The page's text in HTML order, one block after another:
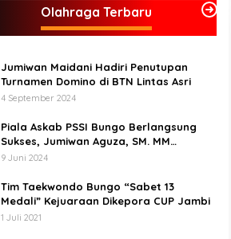
Olahraga Terbaru
Jumiwan Maidani Hadiri Penutupan
Turnamen Domino di BTN Lintas Asri
4 September 2024
Piala Askab PSSI Bungo Berlangsung
Sukses, Jumiwan Aguza, SM. MM
Ucapkan Terimakasih
9 Juni 2024
Tim Taekwondo Bungo “Sabet 13
Medali” Kejuaraan Dikepora CUP Jambi
1 Juli 2021